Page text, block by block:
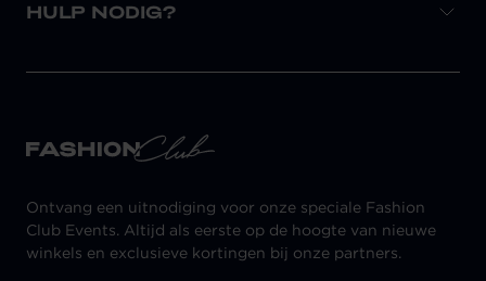
HULP NODIG?
Ontvang een uitnodiging voor onze speciale Fashion
Club Events. Altijd als eerste op de hoogte van nieuwe
winkels en exclusieve kortingen bij onze partners.